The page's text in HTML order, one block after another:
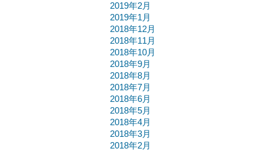
2019年2月
2019年1月
2018年12月
2018年11月
2018年10月
2018年9月
2018年8月
2018年7月
2018年6月
2018年5月
2018年4月
2018年3月
2018年2月